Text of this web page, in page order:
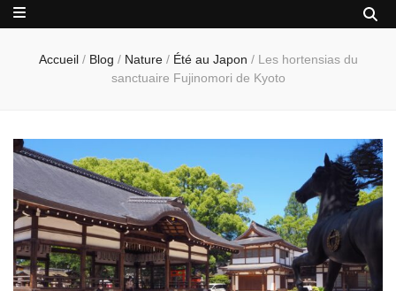
Accueil / Blog / Nature / Été au Japon / Les hortensias du
sanctuaire Fujinomori de Kyoto